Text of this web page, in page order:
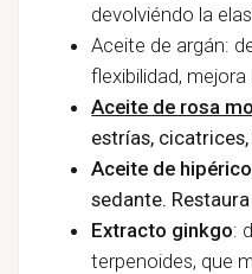
devolviéndo la
Aceite de argán:
flexibilidad,
Aceite de rosa
estrías,
Aceite de hipérico
sedante.
Extracto ginkgo:
terpenoides, que